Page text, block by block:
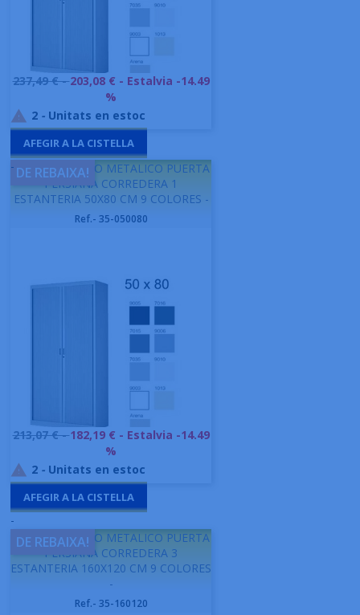
Preu
237,49 € -203,08 € - Estalvia -14.49
%
 2 - Unitats en estoc
AFEGIR A LA CISTELLA
-GAPSA ARMARIO METALICO PUERTA
PERSIANA CORREDERA 1
ESTANTERIA 50X80 CM 9 COLORES -
Ref.- 35-050080
DE REBAIXA!
Preu
213,07 € -182,19 € - Estalvia -14.49
%
 2 - Unitats en estoc
AFEGIR A LA CISTELLA
-
GAPSA ARMARIO METALICO PUERTA
PERSIANA CORREDERA 3
ESTANTERIA 160X120 CM 9 COLORES
-
Ref.- 35-160120
DE REBAIXA!